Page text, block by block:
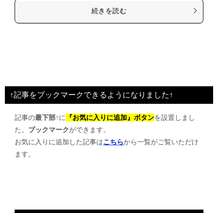
続きを読む
↑記事をブックマークできるようになりました↑
記事の最下部↑に 『お気に入りに追加』ボタンを設置しまし
た。 ブックマークができます。
お気に入りに追加した記事はこちらから一覧がご覧いただけ
ます。